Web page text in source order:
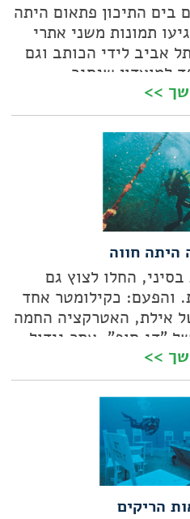
בים התיכון פתאום היתה
תמונות משני אתרי
אביב לידי הכותב וגם
למועדון שנסגר
>>
היתה חווה
החלו לצוץ גם
והפעם: כקילומטר אחד
אילת, האטרקציה החמה
"דג סוף", אתר גידול
לדגי שונית רבים,
ואפילו כרישים
>>